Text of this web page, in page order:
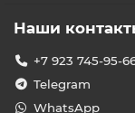
Наши
+7 923 745-95-
Telegram
WhatsApp